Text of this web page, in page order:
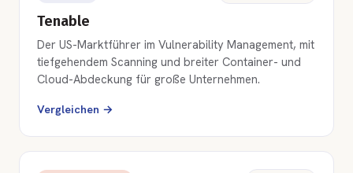
Tenable
Der US-Marktführer im Vulnerability Management, mit
tiefgehendem Scanning und breiter Container- und
Cloud-Abdeckung für große Unternehmen.
Vergleichen →